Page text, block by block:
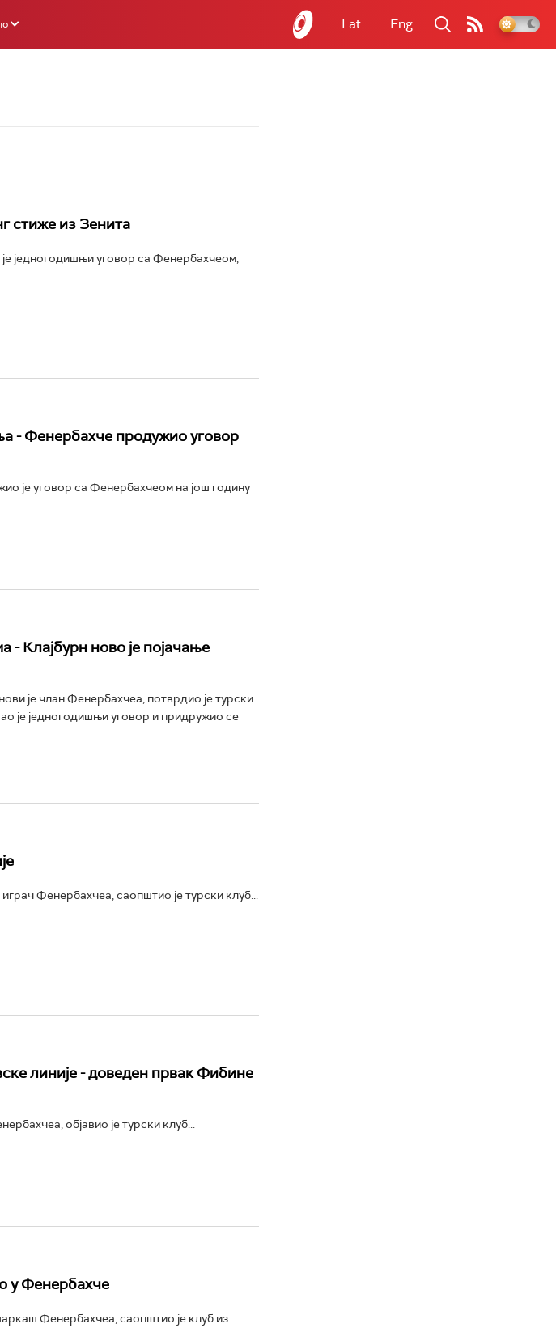
Lat Eng
стиже из Зенита
једногодишњи уговор са Фенербахчеом,
- Фенербахче продужио уговор
је уговор са Фенербахчеом на још годину
- Клајбурн ново је појачање
је члан Фенербахчеа, потврдио је турски
је једногодишњи уговор и придружио се
Фенербахчеа, саопштио је турски клуб...
линије - доведен првак Фибине
објавио је турски клуб...
у Фенербахче
Фенербахчеа, саопштио је клуб из